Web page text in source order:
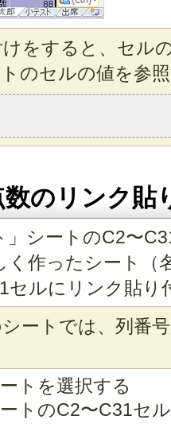
けをすると、セル
トのセルの値を参
のリンク貼
」シートのC2〜
く作ったシート（
セルにリンク貼り
ートでは、列番
トを選択する
ートのC2〜C31セ